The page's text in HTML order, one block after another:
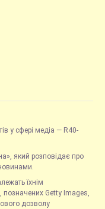
у сфері медіа — R40-
який розповідає про
їхнім
Getty Images,
дозволу